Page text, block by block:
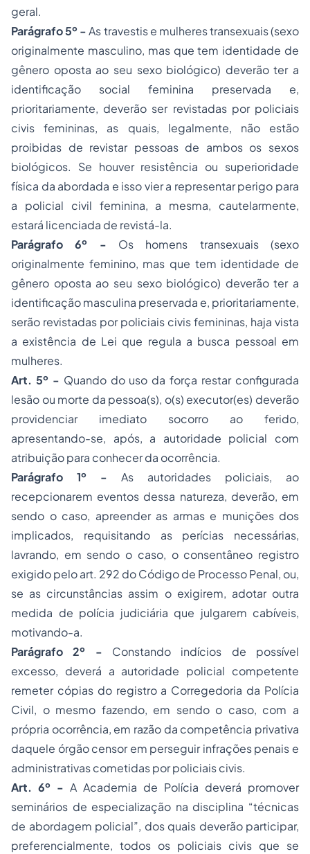
geral.
Parágrafo 5º -As travestis e mulheres transexuais (sexo
originalmente masculino, mas que tem identidade de
gênero oposta ao seu sexo biológico) deverão ter a
identificação social feminina preservada e,
prioritariamente, deverão ser revistadas por policiais
civis femininas, as quais, legalmente, não estão
proibidas de revistar pessoas de ambos os sexos
biológicos. Se houver resistência ou superioridade
física da abordada e isso vier a representar perigo para
a policial civil feminina, a mesma, cautelarmente,
estará licenciada de revistá-la.
Parágrafo 6º - Os homens transexuais (sexo
originalmente feminino, mas que tem identidade de
gênero oposta ao seu sexo biológico) deverão ter a
identificação masculina preservada e, prioritariamente,
serão revistadas por policiais civis femininas, haja vista
a existência de Lei que regula a busca pessoal em
mulheres.
Art. 5º - Quando do uso da força restar configurada
lesão ou morte da pessoa(s), o(s) executor(es) deverão
providenciar imediato socorro ao ferido,
apresentando-se, após, a autoridade policial com
atribuição para conhecer da ocorrência.
Parágrafo 1º - As autoridades policiais, ao
recepcionarem eventos dessa natureza, deverão, em
sendo o caso, apreender as armas e munições dos
implicados, requisitando as perícias necessárias,
lavrando, em sendo o caso, o consentâneo registro
exigido pelo art. 292 do Código de Processo Penal, ou,
se as circunstâncias assim o exigirem, adotar outra
medida de polícia judiciária que julgarem cabíveis,
motivando-a.
Parágrafo 2º - Constando indícios de possível
excesso, deverá a autoridade policial competente
remeter cópias do registro a Corregedoria da Polícia
Civil, o mesmo fazendo, em sendo o caso, com a
própria ocorrência, em razão da competência privativa
daquele órgão censor em perseguir infrações penais e
administrativas cometidas por policiais civis.
Art. 6º - A Academia de Polícia deverá promover
seminários de especialização na disciplina “técnicas
de abordagem policial”, dos quais deverão participar,
preferencialmente, todos os policiais civis que se